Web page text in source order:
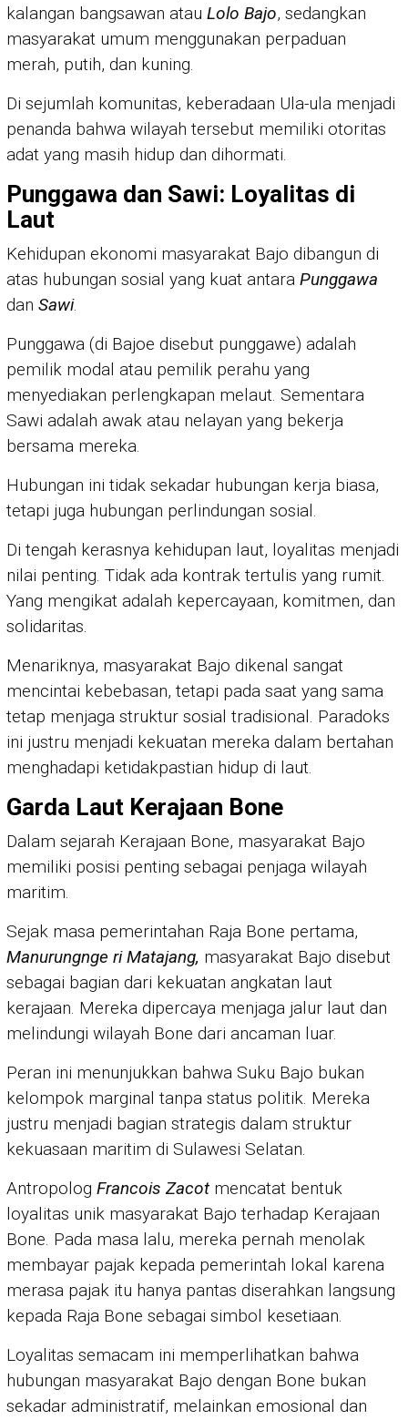
kalangan bangsawan atau Lolo Bajo, sedangkan
masyarakat umum menggunakan perpaduan
merah, putih, dan kuning.
Di sejumlah komunitas, keberadaan Ula-ula menjadi
penanda bahwa wilayah tersebut memiliki otoritas
adat yang masih hidup dan dihormati.
Punggawa dan Sawi: Loyalitas di
Laut
Kehidupan ekonomi masyarakat Bajo dibangun di
atas hubungan sosial yang kuat antara Punggawa
dan Sawi.
Punggawa (di Bajoe disebut punggawe) adalah
pemilik modal atau pemilik perahu yang
menyediakan perlengkapan melaut. Sementara
Sawi adalah awak atau nelayan yang bekerja
bersama mereka.
Hubungan ini tidak sekadar hubungan kerja biasa,
tetapi juga hubungan perlindungan sosial.
Di tengah kerasnya kehidupan laut, loyalitas menjadi
nilai penting. Tidak ada kontrak tertulis yang rumit.
Yang mengikat adalah kepercayaan, komitmen, dan
solidaritas.
Menariknya, masyarakat Bajo dikenal sangat
mencintai kebebasan, tetapi pada saat yang sama
tetap menjaga struktur sosial tradisional. Paradoks
ini justru menjadi kekuatan mereka dalam bertahan
menghadapi ketidakpastian hidup di laut.
Garda Laut Kerajaan Bone
Dalam sejarah Kerajaan Bone, masyarakat Bajo
memiliki posisi penting sebagai penjaga wilayah
maritim.
Sejak masa pemerintahan Raja Bone pertama,
Manurungnge ri Matajang, masyarakat Bajo disebut
sebagai bagian dari kekuatan angkatan laut
kerajaan. Mereka dipercaya menjaga jalur laut dan
melindungi wilayah Bone dari ancaman luar.
Peran ini menunjukkan bahwa Suku Bajo bukan
kelompok marginal tanpa status politik. Mereka
justru menjadi bagian strategis dalam struktur
kekuasaan maritim di Sulawesi Selatan.
Antropolog Francois Zacot mencatat bentuk
loyalitas unik masyarakat Bajo terhadap Kerajaan
Bone. Pada masa lalu, mereka pernah menolak
membayar pajak kepada pemerintah lokal karena
merasa pajak itu hanya pantas diserahkan langsung
kepada Raja Bone sebagai simbol kesetiaan.
Loyalitas semacam ini memperlihatkan bahwa
hubungan masyarakat Bajo dengan Bone bukan
sekadar administratif, melainkan emosional dan